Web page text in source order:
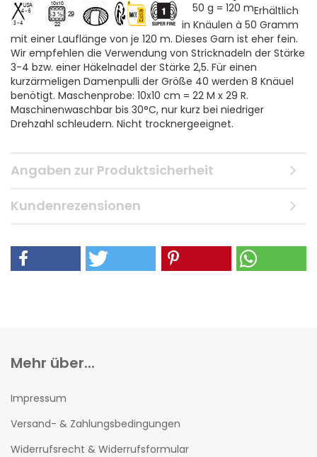
50 g = 120 mErhältlich
in Knäulen à 50 Gramm
mit einer Lauflänge von je 120 m. Dieses Garn ist eher fein.
Wir empfehlen die Verwendung von Stricknadeln der Stärke
3-4 bzw. einer Häkelnadel der Stärke 2,5. Für einen
kurzärmeligen Damenpulli der Größe 40 werden 8 Knäuel
benötigt. Maschenprobe: 10x10 cm = 22 M x 29 R.
Maschinenwaschbar bis 30°C, nur kurz bei niedriger
Drehzahl schleudern. Nicht trocknergeeignet.
Angaben zur Produktsicherheit
Kundenrezensionen
Mehr über...
Impressum
Versand- & Zahlungsbedingungen
Widerrufsrecht & Widerrufsformular